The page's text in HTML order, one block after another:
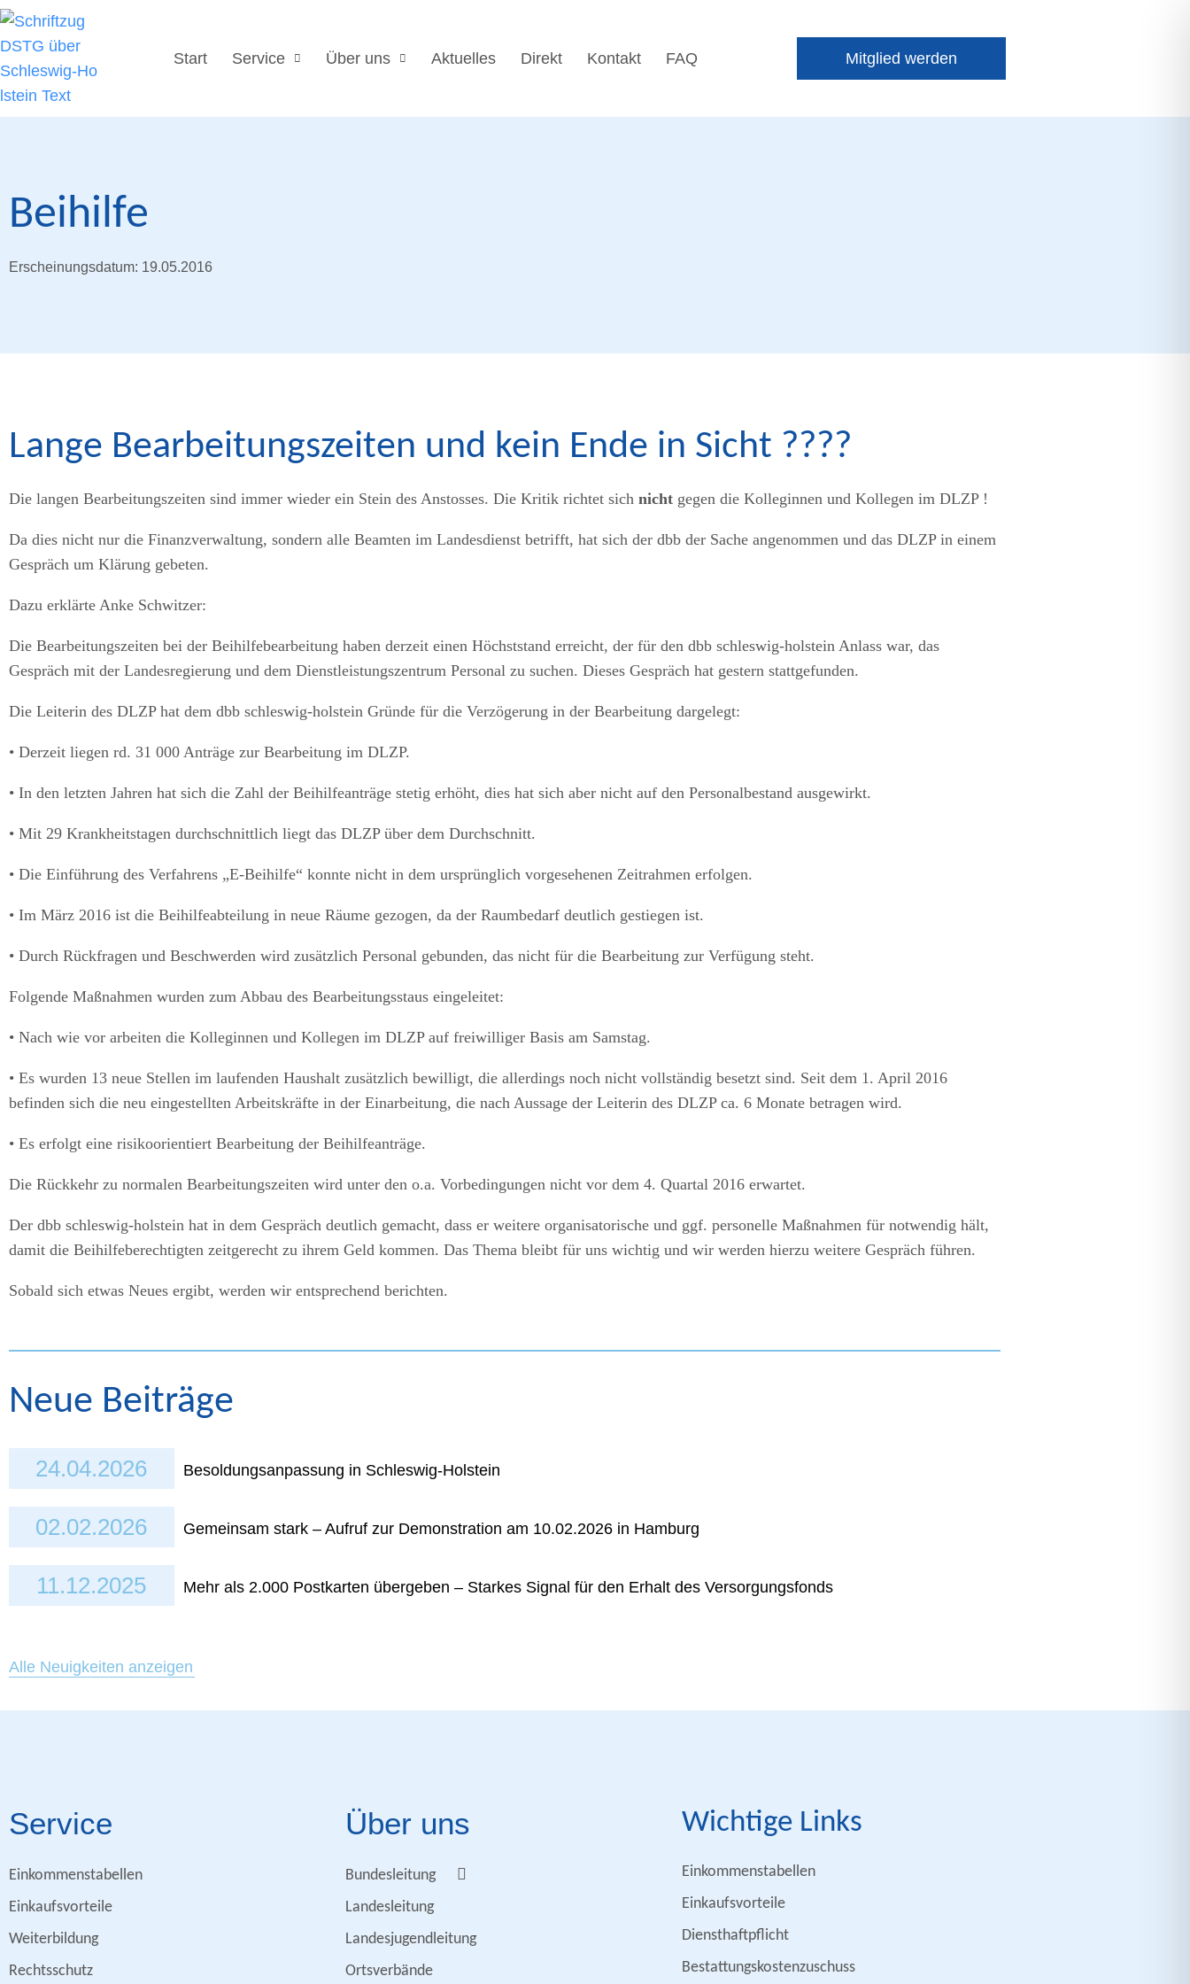
Start Service Über uns Aktuelles Direkt Kontakt FAQ Mitglied werden
Beihilfe
Erscheinungsdatum: 19.05.2016
Lange Bearbeitungszeiten und kein Ende in Sicht ????
Die langen Bearbeitungszeiten sind immer wieder ein Stein des Anstosses. Die Kritik richtet sich nicht gegen die Kolleginnen und Kollegen im DLZP !
Da dies nicht nur die Finanzverwaltung, sondern alle Beamten im Landesdienst betrifft, hat sich der dbb der Sache angenommen und das DLZP in einem
Gespräch um Klärung gebeten.
Dazu erklärte Anke Schwitzer:
Die Bearbeitungszeiten bei der Beihilfebearbeitung haben derzeit einen Höchststand erreicht, der für den dbb schleswig-holstein Anlass war, das
Gespräch mit der Landesregierung und dem Dienstleistungszentrum Personal zu suchen. Dieses Gespräch hat gestern stattgefunden.
Die Leiterin des DLZP hat dem dbb schleswig-holstein Gründe für die Verzögerung in der Bearbeitung dargelegt:
• Derzeit liegen rd. 31 000 Anträge zur Bearbeitung im DLZP.
• In den letzten Jahren hat sich die Zahl der Beihilfeanträge stetig erhöht, dies hat sich aber nicht auf den Personalbestand ausgewirkt.
• Mit 29 Krankheitstagen durchschnittlich liegt das DLZP über dem Durchschnitt.
• Die Einführung des Verfahrens „E-Beihilfe“ konnte nicht in dem ursprünglich vorgesehenen Zeitrahmen erfolgen.
• Im März 2016 ist die Beihilfeabteilung in neue Räume gezogen, da der Raumbedarf deutlich gestiegen ist.
• Durch Rückfragen und Beschwerden wird zusätzlich Personal gebunden, das nicht für die Bearbeitung zur Verfügung steht.
Folgende Maßnahmen wurden zum Abbau des Bearbeitungsstaus eingeleitet:
• Nach wie vor arbeiten die Kolleginnen und Kollegen im DLZP auf freiwilliger Basis am Samstag.
• Es wurden 13 neue Stellen im laufenden Haushalt zusätzlich bewilligt, die allerdings noch nicht vollständig besetzt sind. Seit dem 1. April 2016
befinden sich die neu eingestellten Arbeitskräfte in der Einarbeitung, die nach Aussage der Leiterin des DLZP ca. 6 Monate betragen wird.
• Es erfolgt eine risikoorientiert Bearbeitung der Beihilfeanträge.
Die Rückkehr zu normalen Bearbeitungszeiten wird unter den o.a. Vorbedingungen nicht vor dem 4. Quartal 2016 erwartet.
Der dbb schleswig-holstein hat in dem Gespräch deutlich gemacht, dass er weitere organisatorische und ggf. personelle Maßnahmen für notwendig hält,
damit die Beihilfeberechtigten zeitgerecht zu ihrem Geld kommen. Das Thema bleibt für uns wichtig und wir werden hierzu weitere Gespräch führen.
Sobald sich etwas Neues ergibt, werden wir entsprechend berichten.
Neue Beiträge
24.04.2026 Besoldungsanpassung in Schleswig-Holstein
02.02.2026 Gemeinsam stark – Aufruf zur Demonstration am 10.02.2026 in Hamburg
11.12.2025 Mehr als 2.000 Postkarten übergeben – Starkes Signal für den Erhalt des Versorgungsfonds
Alle Neuigkeiten anzeigen
Service
Einkommenstabellen
Einkaufsvorteile
Weiterbildung
Rechtsschutz
Über uns
Bundesleitung
Landesleitung
Landesjugendleitung
Ortsverbände
Wichtige Links
Einkommenstabellen
Einkaufsvorteile
Diensthaftpflicht
Bestattungskostenzuschuss